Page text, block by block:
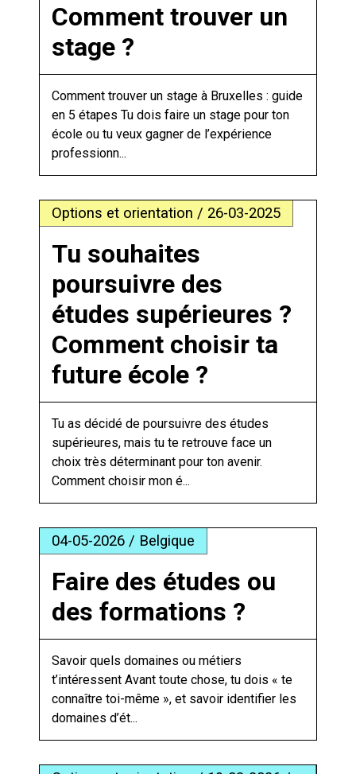
Comment trouver un
stage ?
Comment trouver un stage à Bruxelles : guide
en 5 étapes Tu dois faire un stage pour ton
école ou tu veux gagner de l’expérience
professionn...
Options et orientation / 26-03-2025
Tu souhaites
poursuivre des
études supérieures ?
Comment choisir ta
future école ?
Tu as décidé de poursuivre des études
supérieures, mais tu te retrouve face un
choix très déterminant pour ton avenir.
Comment choisir mon é...
04-05-2026 / Belgique
Faire des études ou
des formations ?
Savoir quels domaines ou métiers
t’intéressent Avant toute chose, tu dois « te
connaître toi-même », et savoir identifier les
domaines d’ét...